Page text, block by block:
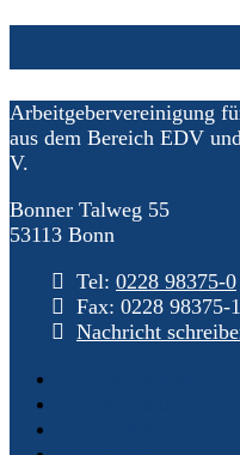
Arbeitgebervereinigung
aus dem Bereich EDV
V.
Bonner Talweg 55
53113 Bonn
Tel: 0228 98375-0
Fax: 0228 98375-
Nachricht